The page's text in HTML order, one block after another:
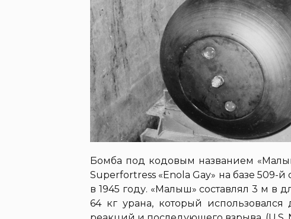
Бомба под кодовым названием
Superfortress «Enola Gay» на базе 509-
в 1945 году. «Малыш» составлял 3 м в
64 кг урана, который